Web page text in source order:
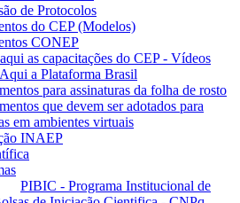
de Protocolos
do CEP (Modelos)
CONEP
as capacitações do CEP - Vídeos
a Plataforma Brasil
para assinaturas da folha de rosto
que devem ser adotados para
em ambientes virtuais
INAEP
PIBIC - Programa Institucional de